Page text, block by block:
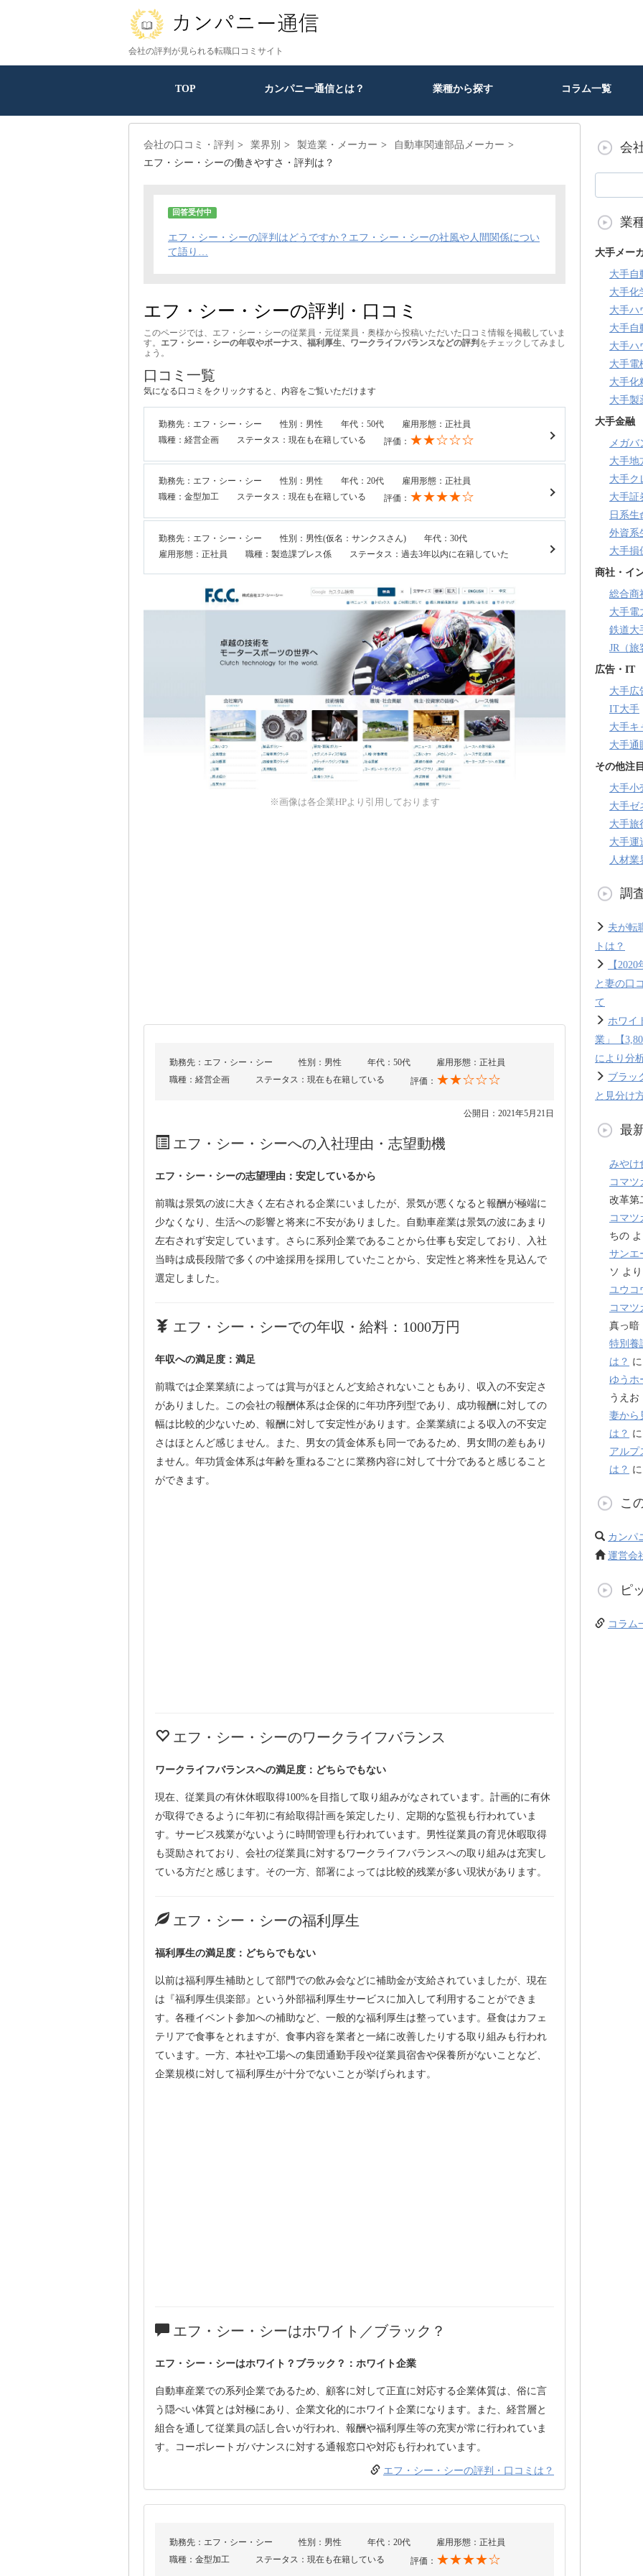
会社の評判が見られる転職口コミサイト
TOP カンパニー通信とは？ 業種から探す コラム一覧
会社の口コミ・評判 業界別 製造業・メーカー
自動車関連部品メーカー
エフ・シー・シーの働きやすさ・評判は？
回答受付中
エフ・シー・シーの評判はどうですか？エフ・シー・シーの社風や人間関係につい
て語り…
エフ・シー・シーの評判・口コミ
このページでは、エフ・シー・シーの従業員・元従業員・奥様から投稿いただいた口コミ情報を掲載していま
す。 エフ・シー・シーの年収やボーナス、福利厚生、ワークライフバランスなどの評判 をチェックしてみまし
ょう。
口コミ一覧
気になる口コミをクリックすると、内容をご覧いただけます
勤務先：エフ・シー・シー 性別：男性 年代：50代
雇用形態：正社員
職種：経営企画
ステータス：現在も在籍している 評価： ★★☆☆☆
勤務先：エフ・シー・シー 性別：男性 年代：20代
雇用形態：正社員
職種：金型加工
ステータス：現在も在籍している 評価： ★★★★☆
勤務先：エフ・シー・シー 性別：男性(仮名：サンクスさん)
年代：30代
雇用形態：正社員
職種：製造課プレス係 ステータス：過去3年以内に在籍していた
※画像は各企業HPより引用しております
勤務先：エフ・シー・シー 性別：男性 年代：50代
雇用形態：正社員
職種：経営企画
ステータス：現在も在籍している 評価： ★★☆☆☆
公開日：2021年5月21日
エフ・シー・シーへの入社理由・志望動機
エフ・シー・シーの志望理由：安定しているから
前職は景気の波に大きく左右される企業にいましたが、景気が悪くなると報酬が極端に
少なくなり、生活への影響と将来に不安がありました。自動車産業は景気の波にあまり
左右されず安定しています。さらに系列企業であることから仕事も安定しており、入社
当時は成長段階で多くの中途採用を採用していたことから、安定性と将来性を見込んで
選定しました。
エフ・シー・シーでの年収・給料：1000万円
年収への満足度：満足
前職では企業業績によっては賞与がほとんど支給されないこともあり、収入の不安定さ
がありました。この会社の報酬体系は企保的に年功序列型であり、成功報酬に対しての
幅は比較的少ないため、報酬に対して安定性があります。企業業績による収入の不安定
さはほとんど感じません。また、男女の賃金体系も同一であるため、男女間の差もあり
ません。年功賃金体系は年齢を重ねるごとに業務内容に対して十分であると感じること
ができます。
エフ・シー・シーのワークライフバランス
ワークライフバランスへの満足度：どちらでもない
現在、従業員の有休休暇取得100%を目指して取り組みがなされています。計画的に有休
が取得できるように年初に有給取得計画を策定したり、定期的な監視も行われていま
す。サービス残業がないように時間管理も行われています。男性従業員の育児休暇取得
も奨励されており、会社の従業員に対するワークライフバランスへの取り組みは充実し
ている方だと感じます。その一方、部署によっては比較的残業が多い現状があります。
エフ・シー・シーの福利厚生
福利厚生の満足度：どちらでもない
以前は福利厚生補助として部門での飲み会などに補助金が支給されていましたが、現在
は『福利厚生倶楽部』という外部福利厚生サービスに加入して利用することができま
す。各種イベント参加への補助など、一般的な福利厚生は整っています。昼食はカフェ
テリアで食事をとれますが、食事内容を業者と一緒に改善したりする取り組みも行われ
ています。一方、本社や工場への集団通勤手段や従業員宿舎や保養所がないことなど、
企業規模に対して福利厚生が十分でないことが挙げられます。
エフ・シー・シーはホワイト／ブラック？
エフ・シー・シーはホワイト？ブラック？：ホワイト企業
自動車産業での系列企業であるため、顧客に対して正直に対応する企業体質は、俗に言
う隠ぺい体質とは対極にあり、企業文化的にホワイト企業になります。また、経営層と
組合を通して従業員の話し合いが行われ、報酬や福利厚生等の充実が常に行われていま
す。コーポレートガバナンスに対する通報窓口や対応も行われています。
エフ・シー・シーの評判・口コミは？
勤務先：エフ・シー・シー 性別：男性 年代：20代
雇用形態：正社員
職種：金型加工
ステータス：現在も在籍している 評価： ★★★★☆
会
業
大手メー
大手自
大手化
大手ハ
大手自
大手ハ
大手電
大手化
大手製
大手金融
メガバ
大手地
大手ク
大手証
日系生
外資系
大手損
商社・イ
総合商
大手電
鉄道大
JR（旅
広告・IT
大手広
IT大手
大手キ
大手通
その他注
大手小
大手ゼ
大手旅
大手運
人材業
調
夫が転
トは？
【
と妻の口
て
ホワイ
業」【
により分
ブラッ
と見分け
最
みやけ
コマツ
改革第
コマツ
ちの
サンエ
ソ より
ユウコ
コマツ
真っ暗
特別養
は？
ゆうホ
うえお
妻から
は？
アルプ
は？
こ
カンパ
運営会
ピ
コラム